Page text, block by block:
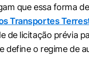
que essa forma
Transportes
de licitação prévia
define o regime de